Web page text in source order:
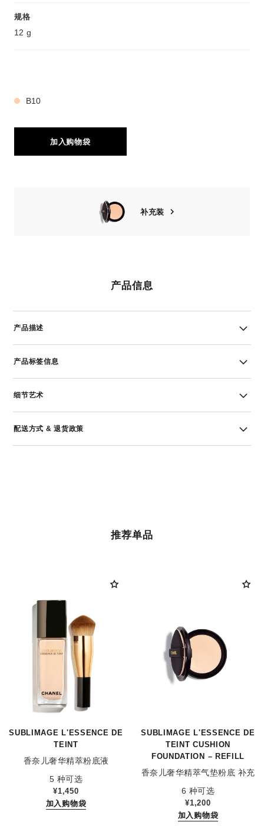
规格
12 g
B10
加入购物袋
补充装
产品信息
产品描述
产品标签信息
细节艺术
配送方式 & 退货政策
推荐单品
SUBLIMAGE L'ESSENCE DE
TEINT
香奈儿奢华精萃粉底液
参考编号 147115
5 种可选
¥1,450
加入购物袋
SUBLIMAGE L'ESSENCE DE
TEINT CUSHION
FOUNDATION – REFILL
香奈儿奢华精萃气垫粉底 补充
装
参考编号 167154
6 种可选
¥1,200
加入购物袋